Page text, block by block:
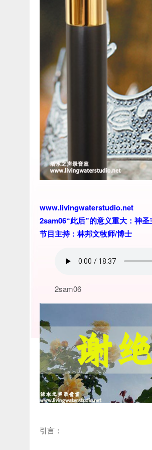
www.livingwaterstudio.net
2sam06“此后”的意义重大：神
节目主持：林邦文牧师/博士
2sam06
引言：